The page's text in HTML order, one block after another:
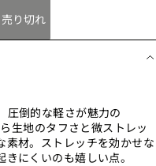
売り切れ
圧倒的な軽さが魅力の
生地のタフさと微ストレッ
素材。ストレッチを効かせな
にくいのも嬉しい点。